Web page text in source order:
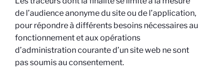
de l’audience anonyme du site ou de l’application,
pour répondre à différents besoins nécessaires au
fonctionnement et aux opérations
d’administration courante d’un site web ne sont
pas soumis au consentement.